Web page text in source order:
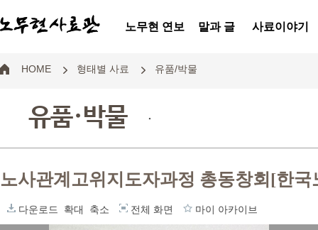
노무현 연보 말과 글 사료이야기
HOME 형태별 사료 유품/박물
유품·박물 .
노사관계고위지도자과정 총동창회[한국
다운로드 확대 축소 전체 화면 마이 아카이브